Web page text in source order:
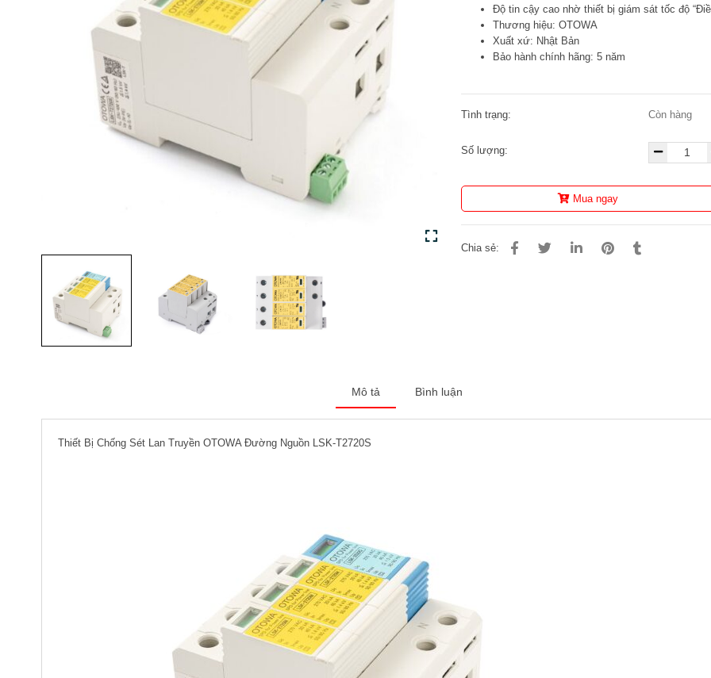
Độ tin cậy cao nhờ thiết bị giám sát tốc độ
Thương hiệu: OTOWA
Xuất xứ: Nhật Bản
Bảo hành chính hãng: 5 năm
Tình trạng: Còn hàng
Số lượng:
Mua ngay
Chia sẻ:
Mô tả Bình luận
Thiết Bị Chống Sét Lan Truyền OTOWA Đường Nguồn LSK-T2720S